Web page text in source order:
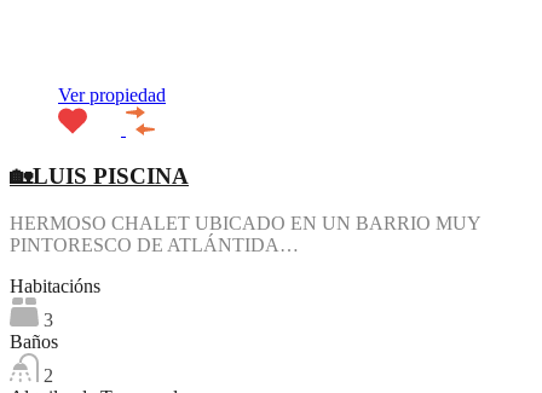
Ver propiedad
🏡LUIS PISCINA
HERMOSO CHALET UBICADO EN UN BARRIO MUY
PINTORESCO DE ATLÁNTIDA…
Habitacións
3
Baños
2